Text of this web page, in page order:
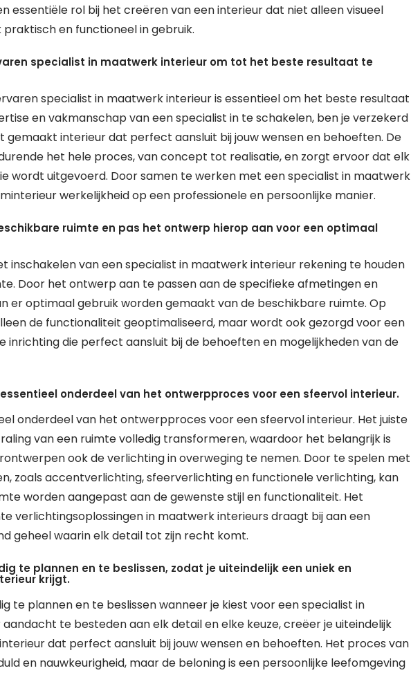
essentiële rol bij het creëren van een interieur dat niet alleen visueel
en functioneel in gebruik.
specialist in maatwerk interieur om tot het beste resultaat te
specialist in maatwerk interieur is essentieel om het beste resultaat
en vakmanschap van een specialist in te schakelen, ben je verzekerd
gemaakt interieur dat perfect aansluit bij jouw wensen en behoeften. De
het hele proces, van concept tot realisatie, en zorgt ervoor dat elk
wordt uitgevoerd. Door samen te werken met een specialist in maatwerk
werkelijkheid op een professionele en persoonlijke manier.
ruimte en pas het ontwerp hierop aan voor een optimaal
inschakelen van een specialist in maatwerk interieur rekening te houden
Door het ontwerp aan te passen aan de specifieke afmetingen en
er optimaal gebruik worden gemaakt van de beschikbare ruimte. Op
de functionaliteit geoptimaliseerd, maar wordt ook gezorgd voor een
inrichting die perfect aansluit bij de behoeften en mogelijkheden van de
onderdeel van het ontwerpproces voor een sfeervol interieur.
onderdeel van het ontwerpproces voor een sfeervol interieur. Het juiste
van een ruimte volledig transformeren, waardoor het belangrijk is
ook de verlichting in overweging te nemen. Door te spelen met
zoals accentverlichting, sfeerverlichting en functionele verlichting, kan
worden aangepast aan de gewenste stijl en functionaliteit. Het
verlichtingsoplossingen in maatwerk interieurs draagt bij aan een
geheel waarin elk detail tot zijn recht komt.
te plannen en te beslissen, zodat je uiteindelijk een uniek en
krijgt.
te plannen en te beslissen wanneer je kiest voor een specialist in
te besteden aan elk detail en elke keuze, creëer je uiteindelijk
dat perfect aansluit bij jouw wensen en behoeften. Het proces van
en nauwkeurigheid, maar de beloning is een persoonlijke leefomgeving